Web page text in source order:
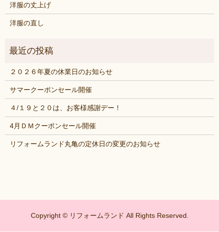
洋服の丈上げ
洋服の直し
２０２６年夏の休業日のお知らせ
サマークーポンセール開催
４/１９と２０は、お客様感謝デー！
4月ＤＭクーポンセール開催
リフォームランド丸亀の定休日の変更のお知らせ
Copyright © リフォームランド All Rights Reserved.